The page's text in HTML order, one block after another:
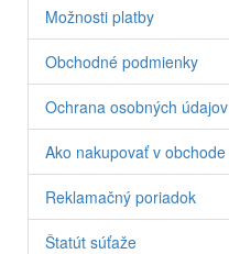
Možnosti platby
Obchodné podmienky
Ochrana osobných údajov
Ako nakupovať v obchode
Reklamačný poriadok
Štatút súťaže